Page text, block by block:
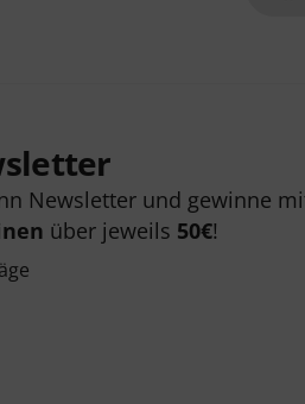
Newsletter und gewinne
über jeweils 50€!